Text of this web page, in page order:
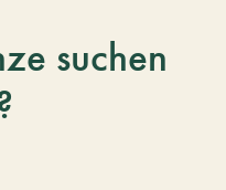
suchen